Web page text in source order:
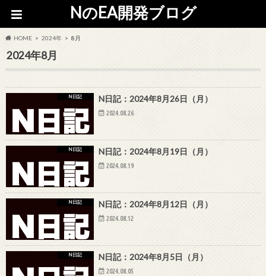
NのEA開発ブログ
HOME 2024年 8月
2024年8月
N日記 N日記：2024年8月26日（月）
2024.08.26
N日記 N日記：2024年8月19日（月）
2024.08.19
N日記 N日記：2024年8月12日（月）
2024.08.12
N日記 N日記：2024年8月5日（月）
2024.08.05